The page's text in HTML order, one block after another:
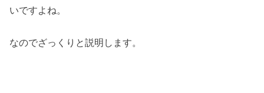
いですよね。
なのでざっくりと説明します。